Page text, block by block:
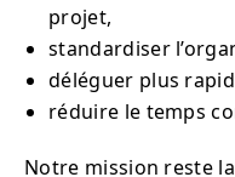
projet,
standardiser
déléguer plus
réduire le temps
Notre mission reste